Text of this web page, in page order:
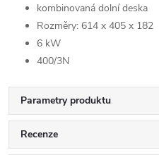
kombinovaná dolní deska
Rozměry: 614 x 405 x 182
6 kW
400/3N
Parametry produktu
Recenze